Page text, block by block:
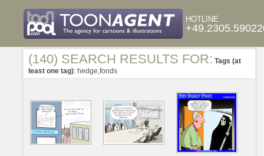
HOTLINE
(140) SEARCH RESULTS FOR: Tags (at
least one tag): hedge,fonds